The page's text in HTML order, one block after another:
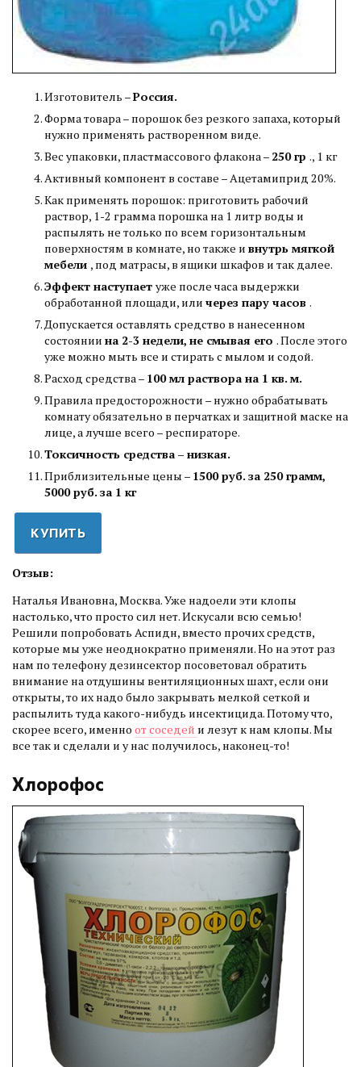
Изготовитель –Россия.
Форма товара – порошок без резкого запаха, который
нужно применять растворенном виде.
Вес упаковки, пластмассового флакона – 250 гр ., 1 кг
Активный компонент в составе – Ацетамиприд 20%.
Как применять порошок: приготовить рабочий
раствор, 1-2 грамма порошка на 1 литр воды и
распылять не только по всем горизонтальным
поверхностям в комнате, но также и внутрь мягкой
мебели , под матрасы, в ящики шкафов и так далее.
Эффект наступает уже после часа выдержки
обработанной площади, или через пару часов .
Допускается оставлять средство в нанесенном
состоянии на 2-3 недели, не смывая его . После этого
уже можно мыть все и стирать с мылом и содой.
Расход средства – 100 мл раствора на 1 кв. м.
Правила предосторожности – нужно обрабатывать
комнату обязательно в перчатках и защитной маске на
лице, а лучше всего – респираторе.
Токсичность средства – низкая.
Приблизительные цены – 1500 руб. за 250 грамм,
5000 руб. за 1 кг
КУПИТЬ
Отзыв:
Наталья Ивановна, Москва. Уже надоели эти клопы
настолько, что просто сил нет. Искусали всю семью!
Решили попробовать Аспидн, вместо прочих средств,
которые мы уже неоднократно применяли. Но на этот раз
нам по телефону дезинсектор посоветовал обратить
внимание на отдушины вентиляционных шахт, если они
открыты, то их надо было закрывать мелкой сеткой и
распылить туда какого-нибудь инсектицида. Потому что,
скорее всего, именно от соседей и лезут к нам клопы. Мы
все так и сделали и у нас получилось, наконец-то!
Хлорофос